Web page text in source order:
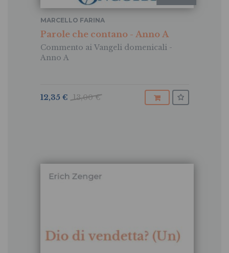
Parole che contano - Anno A
Commento ai Vangeli domenicali -
Anno A
MARCELLO FARINA
13,00 €
12,35 €